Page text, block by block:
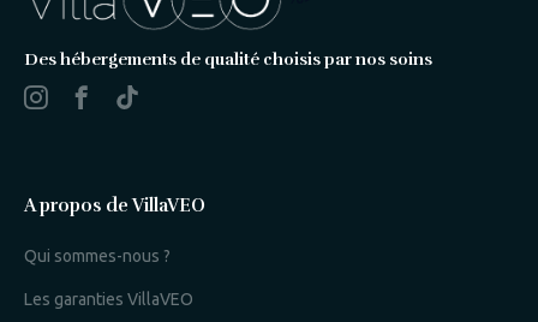
Des hébergements de qualité choisis par nos soins
A propos de VillaVEO
Qui sommes-nous ?
Les garanties VillaVEO